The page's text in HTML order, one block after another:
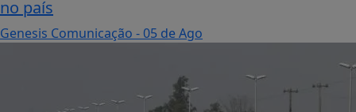
no país
Genesis Comunicação - 05 de Ago